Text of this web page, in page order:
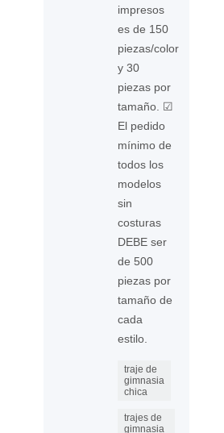
impresos
es de 150
piezas/color
y 30
piezas por
tamaño. ☑
El pedido
mínimo de
todos los
modelos
sin
costuras
DEBE ser
de 500
piezas por
tamaño de
cada
estilo.
traje de
gimnasia
chica
trajes de
gimnasia